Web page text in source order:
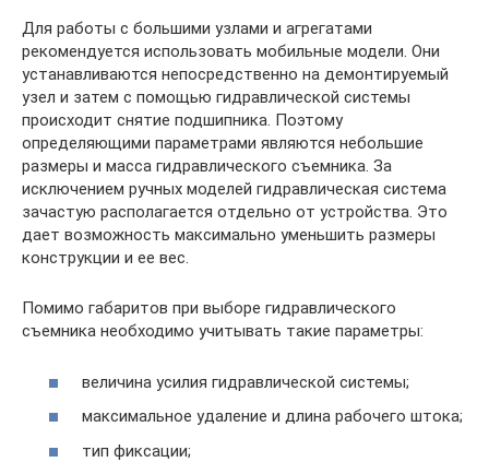
Для работы с большими узлами и агрегатами
рекомендуется использовать мобильные модели. Они
устанавливаются непосредственно на демонтируемый
узел и затем с помощью гидравлической системы
происходит снятие подшипника. Поэтому
определяющими параметрами являются небольшие
размеры и масса гидравлического съемника. За
исключением ручных моделей гидравлическая система
зачастую располагается отдельно от устройства. Это
дает возможность максимально уменьшить размеры
конструкции и ее вес.
Помимо габаритов при выборе гидравлического
съемника необходимо учитывать такие параметры:
величина усилия гидравлической системы;
максимальное удаление и длина рабочего штока;
тип фиксации;